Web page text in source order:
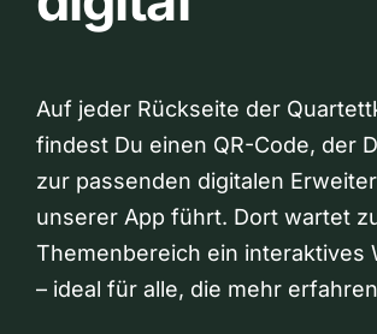
Auf jeder Rückseite der
findest Du einen QR-Code, der
zur passenden digitalen
unserer App führt. Dort wartet
Themenbereich ein interaktives
– ideal für alle, die mehr